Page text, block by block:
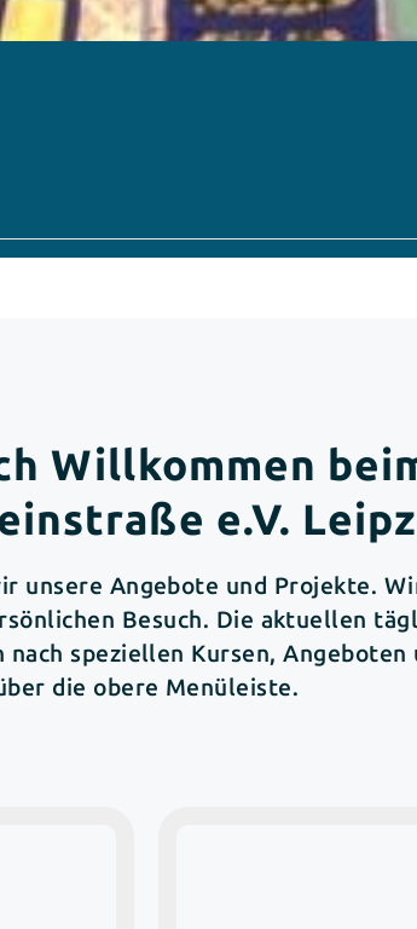
Willkommen
e.V.
unsere Angebote und Projekte.
Besuch. Die aktuellen
nach speziellen Kursen,
die obere Menüleiste.